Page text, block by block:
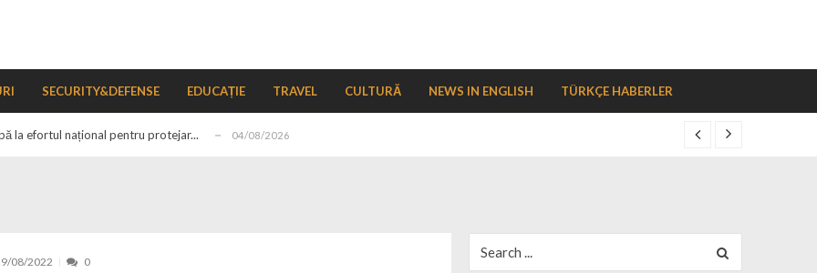
SECURITY&DEFENSE EDUCAȚIE TRAVEL CULTURĂ NEWS IN ENGLISH TÜRKÇE HABERLER
la efortul național pentru protejar... 04/08/2026
Catalogului național al zonelor pri...
08/2022 0